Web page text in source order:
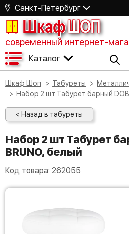
Санкт-Петербург
ШкафШОП
современный интернет-
Каталог
Шкаф Шоп Табуреты
Набор 2 шт Табурет барный
< Назад в табуреты
Набор 2 шт Табурет барный DOBRIN
BRUNO, белый
Код товара: 262055